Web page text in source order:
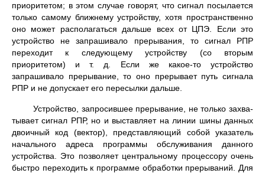
приоритетом; в этом случае говорят, что сигнал посылается
только самому ближнему устройству, хотя пространствен­но
оно может располагаться дальше всех от ЦПЭ. Если это
устройство не запрашивало прерывания, то сигнал РПР
переходит к следующему устройству (со вторым
приоритетом) и т. д. Если же какое-то устройство
запрашивало прерывание, то оно прерывает путь сигнала
РПР и не допускает его пересылки дальше.
Устройство, запросившее прерывание, не только захва­
тывает сигнал РПР, но и выставляет на линии шины данных
двоичный код (вектор), представляющий собой указатель
начального адреса программы обслуживания данного
устройства. Это позволяет центральному про­цессору очень
быстро переходить к программе обработки прерываний. Для